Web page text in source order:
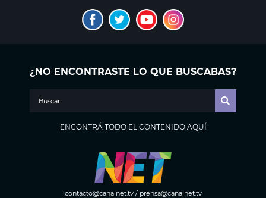
¿NO ENCONTRASTE LO QUE BUSCABAS?
ENCONTRÁ TODO EL CONTENIDO AQUÍ
contacto@canalnet.tv/ prensa@canalnet.tv